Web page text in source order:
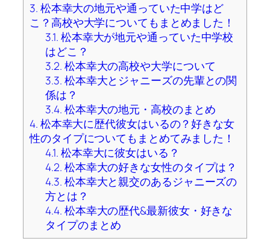
3. 松本幸大の地元や通っていた中学はど
こ？高校や大学についてもまとめました！
3.1. 松本幸大が地元や通っていた中学校
はどこ？
3.2. 松本幸大の高校や大学について
3.3. 松本幸大とジャニーズの先輩との関
係は？
3.4. 松本幸大の地元・高校のまとめ
4. 松本幸大に歴代彼女はいるの？好きな女
性のタイプについてもまとめてみました！
4.1. 松本幸大に彼女はいる？
4.2. 松本幸大の好きな女性のタイプは？
4.3. 松本幸大と親交のあるジャニーズの
方とは？
4.4. 松本幸大の歴代&最新彼女・好きな
タイプのまとめ